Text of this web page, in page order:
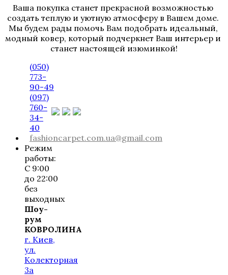
Ваша покупка станет прекрасной возможностью
создать теплую и уютную атмосферу в Вашем доме.
Мы будем рады помочь Вам подобрать идеальный,
модный ковер, который подчеркнет Ваш интерьер и
станет настоящей изюминкой!
(050)
773-
90-49
(097)
760-
34-
40
fashioncarpet.com.ua@gmail.com
Режим
работы:
С 9:00
до 22:00
без
выходных
Шоу-
рум
КОВРОЛИНА
г. Киев,
ул.
Колекторная
3а